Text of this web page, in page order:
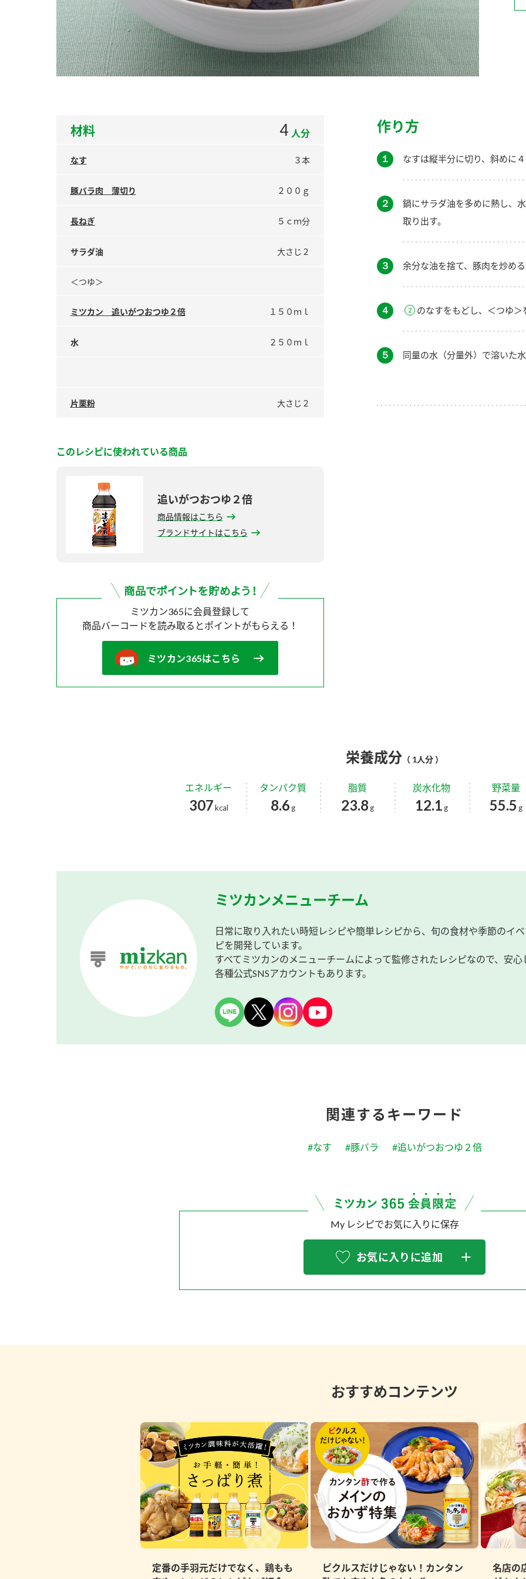
材料 4 人分
なす ３本
豚バラ肉 薄切り ２００ｇ
長ねぎ ５ｃｍ分
サラダ油 大さじ２
＜つゆ＞
ミツカン 追いがつおつゆ２倍 １５０ｍｌ
水 ２５０ｍｌ
片栗粉 大さじ２
このレシピに使われている商品
追いがつおつゆ２倍
商品情報はこちら
ブランドサイトはこちら
ミツカン365に会員登録して
商品バーコードを読み取ると ポイントがもらえる！
ミツカン365はこちら
作り方
１ なすは縦半分に切り、斜めに
２
鍋にサラダ油を多めに熱し、
取り出す。
３ 余分な油を捨て、豚肉を炒める
４ のなすをもどし、＜つゆ＞
５ 同量の水（分量外）で溶いた
栄養成分 （ 1人分 ）
エネルギー
307kcal
タンパク質
8.6 g
脂質
23.8 g
炭水化物
12.1 g
野菜量
55.5 g
ミツカンメニューチーム
日常に取り入れたい時短レシピや簡単レシピから、旬の食材や季節のイ
ピを開発しています。
すべてミツカンのメニューチームによって監修されたレシピなので、安心
各種公式SNSアカウントもあります。
関連するキーワード
#なす #豚バラ #追いがつおつゆ２倍
My レシピでお気に入りに保存
お気に入りに追加
おすすめコンテンツ
定番の手羽元だけでなく、鶏もも
ピクルスだけじゃない！カンタン
名店の